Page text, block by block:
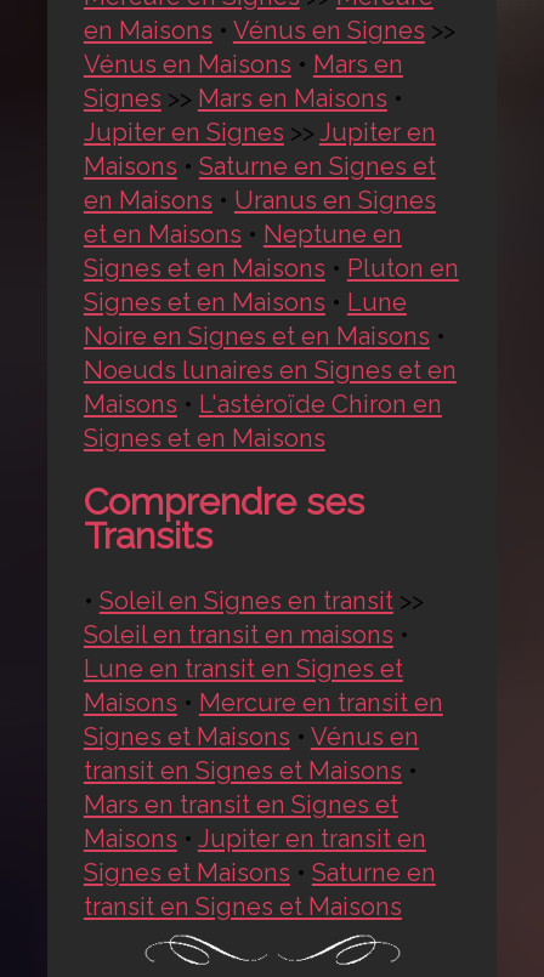
en Maisons • Vénus en Signes >>
Vénus en Maisons • Mars en
Signes >> Mars en Maisons •
Jupiter en Signes >> Jupiter en
Maisons • Saturne en Signes et
en Maisons • Uranus en Signes
et en Maisons • Neptune en
Signes et en Maisons • Pluton en
Signes et en Maisons • Lune
Noire en Signes et en Maisons •
Noeuds lunaires en Signes et en
Maisons • L'astéroïde Chiron en
Signes et en Maisons
Comprendre ses
Transits
• Soleil en Signes en transit>>
Soleil en transit en maisons •
Lune en transit en Signes et
Maisons • Mercure en transit en
Signes et Maisons • Vénus en
transit en Signes et Maisons •
Mars en transit en Signes et
Maisons • Jupiter en transit en
Signes et Maisons • Saturne en
transit en Signes et Maisons